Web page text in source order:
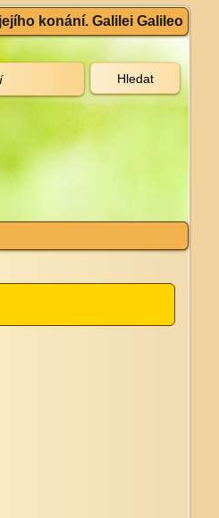
konání. Galilei Galileo